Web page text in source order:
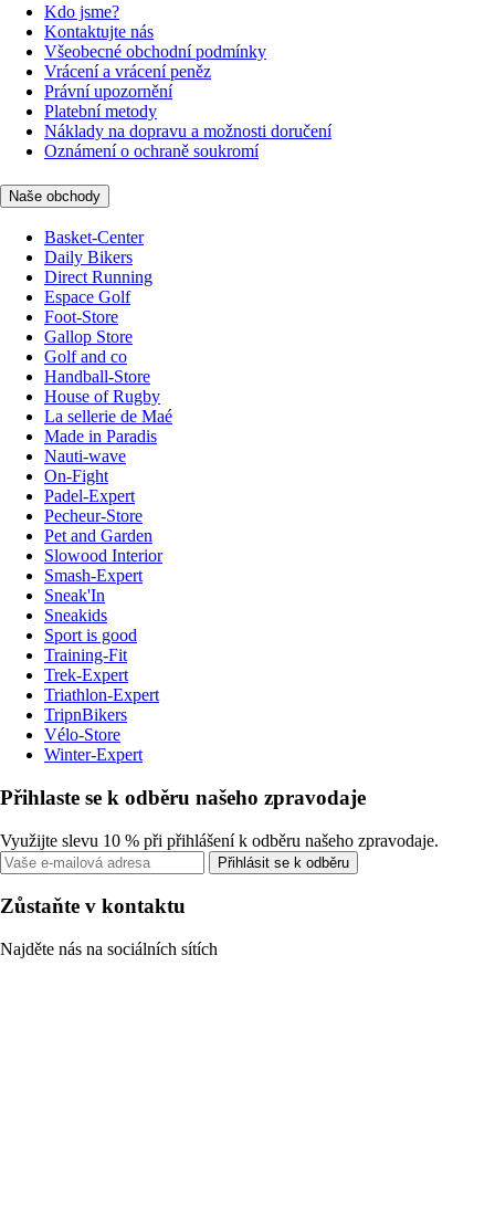
Kdo jsme?
Kontaktujte nás
Všeobecné obchodní podmínky
Vrácení a vrácení peněz
Právní upozornění
Platební metody
Náklady na dopravu a možnosti doručení
Oznámení o ochraně soukromí
Naše obchody
Basket-Center
Daily Bikers
Direct Running
Espace Golf
Foot-Store
Gallop Store
Golf and co
Handball-Store
House of Rugby
La sellerie de Maé
Made in Paradis
Nauti-wave
On-Fight
Padel-Expert
Pecheur-Store
Pet and Garden
Slowood Interior
Smash-Expert
Sneak'In
Sneakids
Sport is good
Training-Fit
Trek-Expert
Triathlon-Expert
TripnBikers
Vélo-Store
Winter-Expert
Přihlaste se k odběru našeho zpravodaje
Využijte slevu 10 % při přihlášení k odběru našeho zpravodaje.
Přihlásit se k odběru
Zůstaňte v kontaktu
Najděte nás na sociálních sítích